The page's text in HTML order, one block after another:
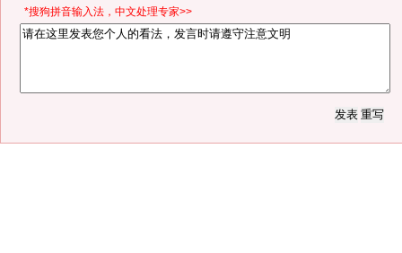
*搜狗拼音输入法，中文处理专家>>